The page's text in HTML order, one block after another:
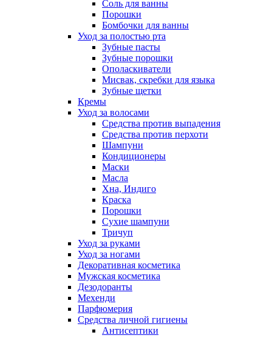
Соль для ванны
Порошки
Бомбочки для ванны
Уход за полостью рта
Зубные пасты
Зубные порошки
Ополаскиватели
Мисвак, скребки для языка
Зубные щетки
Кремы
Уход за волосами
Средства против выпадения
Средства против перхоти
Шампуни
Кондиционеры
Маски
Масла
Хна, Индиго
Краска
Порошки
Сухие шампуни
Тричуп
Уход за руками
Уход за ногами
Декоративная косметика
Мужская косметика
Дезодоранты
Мехенди
Парфюмерия
Средства личной гигиены
Антисептики